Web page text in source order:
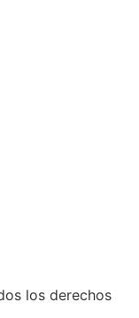
los derechos